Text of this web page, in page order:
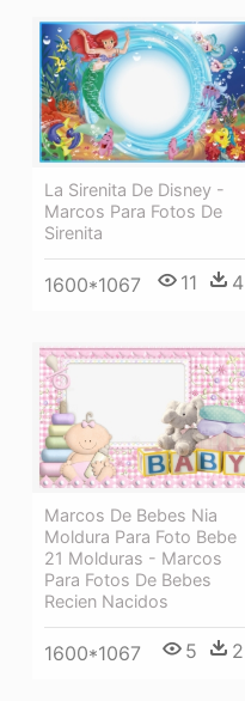
La Sirenita De Disney -
Marcos Para Fotos De
Sirenita
1600*1067 11 4
Marcos De Bebes Nia
Moldura Para Foto Bebe
21 Molduras - Marcos
Para Fotos De Bebes
Recien Nacidos
1600*1067 5 2